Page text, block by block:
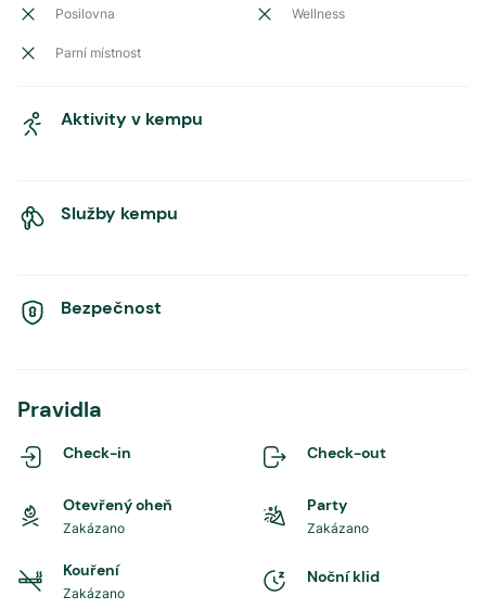
Posilovna Wellness
Parní místnost
Aktivity v kempu
Služby kempu
Bezpečnost
Pravidla
Check-in Check-out
Otevřený oheň
Zakázano
Party
Zakázano
Kouření
Zakázano
Noční klid